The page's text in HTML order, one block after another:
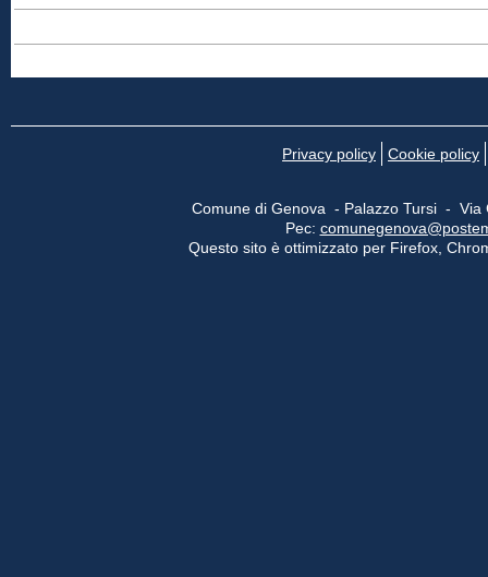
Privacy policy Cookie policy
Comune di Genova - Palazzo Tursi -
Pec:
Questo sito è ottimizzato per Firefox,